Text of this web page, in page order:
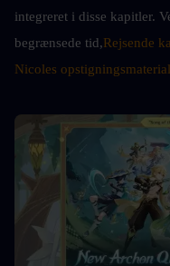
integreret i disse kapitler.
begrænsede tid,Rejsende
Nicoles